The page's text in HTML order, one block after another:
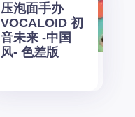
压泡面手办
VOCALOID 初
音未来 -中国
风- 色差版